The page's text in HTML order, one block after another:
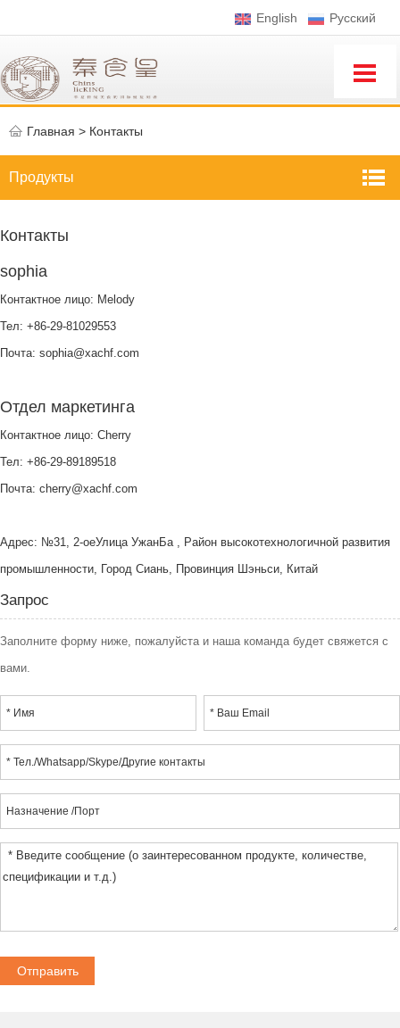
English Pусский
Главная > Контакты
Продукты
Контакты
sophia
Контактное лицо: Melody
Тел: +86-29-81029553
Почта: sophia@xachf.com
Отдел маркетинга
Контактное лицо: Cherry
Тел: +86-29-89189518
Почта: cherry@xachf.com
Адрес: №31, 2-оеУлица УжанБа , Район высокотехнологичной развития
промышленности, Город Сиань, Провинция Шэньси, Китай
Запрос
Заполните форму ниже, пожалуйста и наша команда будет свяжется с
вами.